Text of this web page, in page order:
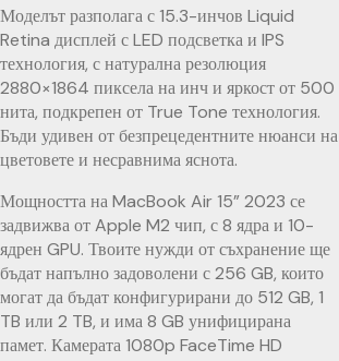
Моделът разполага с 15.3-инчов Liquid
Retina дисплей с LED подсветка и IPS
технология, с натурална резолюция
2880×1864 пиксела на инч и яркост от 500
нита, подкрепен от True Tone технология.
Бъди удивен от безпрецедентните нюанси на
цветовете и несравнима яснота.
Мощността на MacBook Air 15” 2023 се
задвижва от Apple M2 чип, с 8 ядра и 10-
ядрен GPU. Твоите нужди от съхранение ще
бъдат напълно задоволени с 256 GB, които
могат да бъдат конфигурирани до 512 GB, 1
TB или 2 TB, и има 8 GB унифицирана
памет. Камерата 1080p FaceTime HD